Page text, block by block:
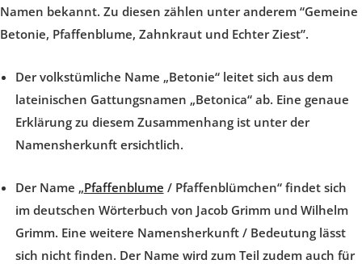
Namen bekannt. Zu diesen zählen unter anderem “Gemeine
Betonie, Pfaffenblume, Zahnkraut und Echter Ziest”.
Der volkstümliche Name „Betonie“ leitet sich aus dem
lateinischen Gattungsnamen „Betonica“ ab. Eine genaue
Erklärung zu diesem Zusammenhang ist unter der
Namensherkunft ersichtlich.
Der Name „Pfaffenblume / Pfaffenblümchen“ findet sich
im deutschen Wörterbuch von Jacob Grimm und Wilhelm
Grimm. Eine weitere Namensherkunft / Bedeutung lässt
sich nicht finden. Der Name wird zum Teil zudem auch für